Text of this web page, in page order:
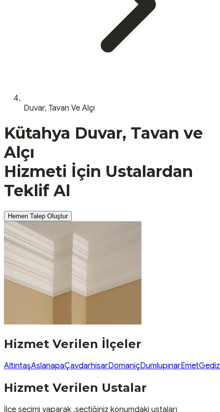
Duvar, Tavan Ve Alçı
Kütahya Duvar, Tavan ve
Alçı
Hizmeti İçin Ustalardan
Teklif Al
Hemen Talep Oluştur
Hizmet Verilen İlçeler
AltıntaşAslanapaÇavdarhisarDomaniçDumlupınarEmetGediz
Hizmet Verilen Ustalar
İlçe seçimi yaparak ,seçtiğiniz konumdaki ustaları